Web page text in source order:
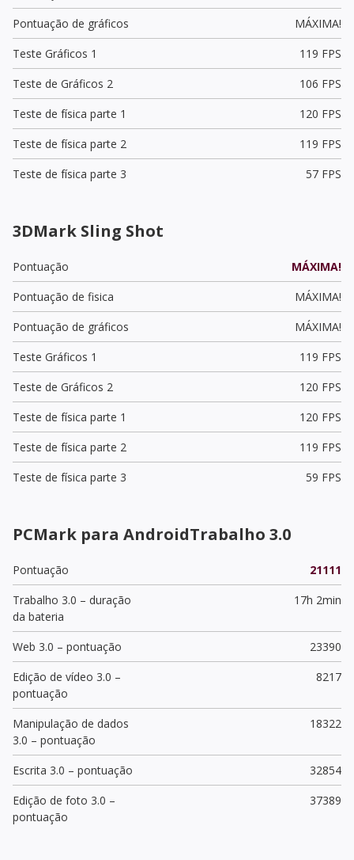
Pontuação de gráficos
MÁXIMA!
Teste Gráficos 1
119 FPS
Teste de Gráficos 2
106 FPS
Teste de física parte 1
120 FPS
Teste de física parte 2
119 FPS
Teste de física parte 3
57 FPS
3DMark Sling Shot
Pontuação
MÁXIMA!
Pontuação de fisica
MÁXIMA!
Pontuação de gráficos
MÁXIMA!
Teste Gráficos 1
119 FPS
Teste de Gráficos 2
120 FPS
Teste de física parte 1
120 FPS
Teste de física parte 2
119 FPS
Teste de física parte 3
59 FPS
PCMark para AndroidTrabalho 3.0
Pontuação
21111
Trabalho 3.0 – duração
da bateria
17h 2min
Web 3.0 – pontuação
23390
Edição de vídeo 3.0 –
pontuação
8217
Manipulação de dados
3.0 – pontuação
18322
Escrita 3.0 – pontuação
32854
Edição de foto 3.0 –
pontuação
37389